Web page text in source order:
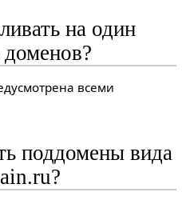
на один
доменов?
всеми
поддомены вида